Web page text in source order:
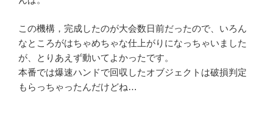
この機構，完成したのが大会数日前だったので、いろん
なところがはちゃめちゃな仕上がりになっちゃいました
が、とりあえず動いてよかったです。
本番では爆速ハンドで回収したオブジェクトは破損判定
もらっちゃったんだけどね…